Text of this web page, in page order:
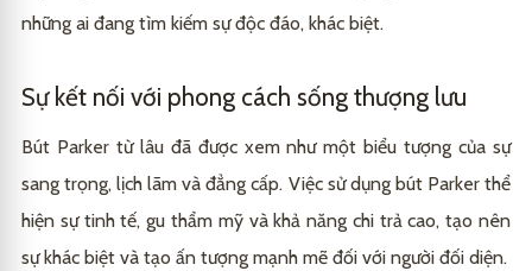
những ai đang tìm kiếm sự độc đáo, khác biệt.
Sự kết nối với phong cách sống thượng lưu
Bút Parker từ lâu đã được xem như một biểu tượng của sự
sang trọng, lịch lãm và đẳng cấp. Việc sử dụng bút Parker thể
hiện sự tinh tế, gu thẩm mỹ và khả năng chi trả cao, tạo nên
sự khác biệt và tạo ấn tượng mạnh mẽ đối với người đối diện.